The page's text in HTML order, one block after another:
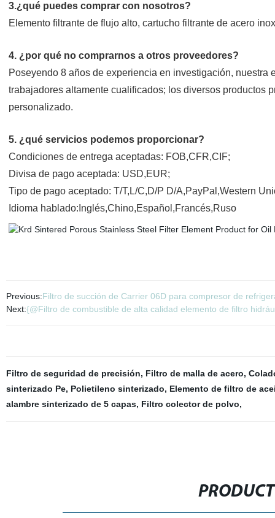
3.¿qué puedes comprar con nosotros?
Elemento filtrante de flujo alto, cartucho filtrante de acero
4. ¿por qué no comprarnos a otros proveedores?
Poseyendo 8 años de experiencia en investigación,
trabajadores altamente cualificados; los diversos productos
personalizado.
5. ¿qué servicios podemos proporcionar?
Condiciones de entrega aceptadas: FOB,CFR,CIF;
Divisa de pago aceptada: USD,EUR;
Tipo de pago aceptado: T/T,L/C,D/P D/A,PayPal,Western
Idioma hablado:Inglés,Chino,Español,Francés,Ruso
Previous:Filtro de succión de Carrier 06D para compresor de
Next:{@Filtro de combustible de alta calidad elemento de filtro
Filtro de seguridad de precisión, Filtro de malla de acero,
sinterizado Pe, Polietileno sinterizado, Elemento de filtro de
alambre sinterizado de 5 capas, Filtro colector de polvo,